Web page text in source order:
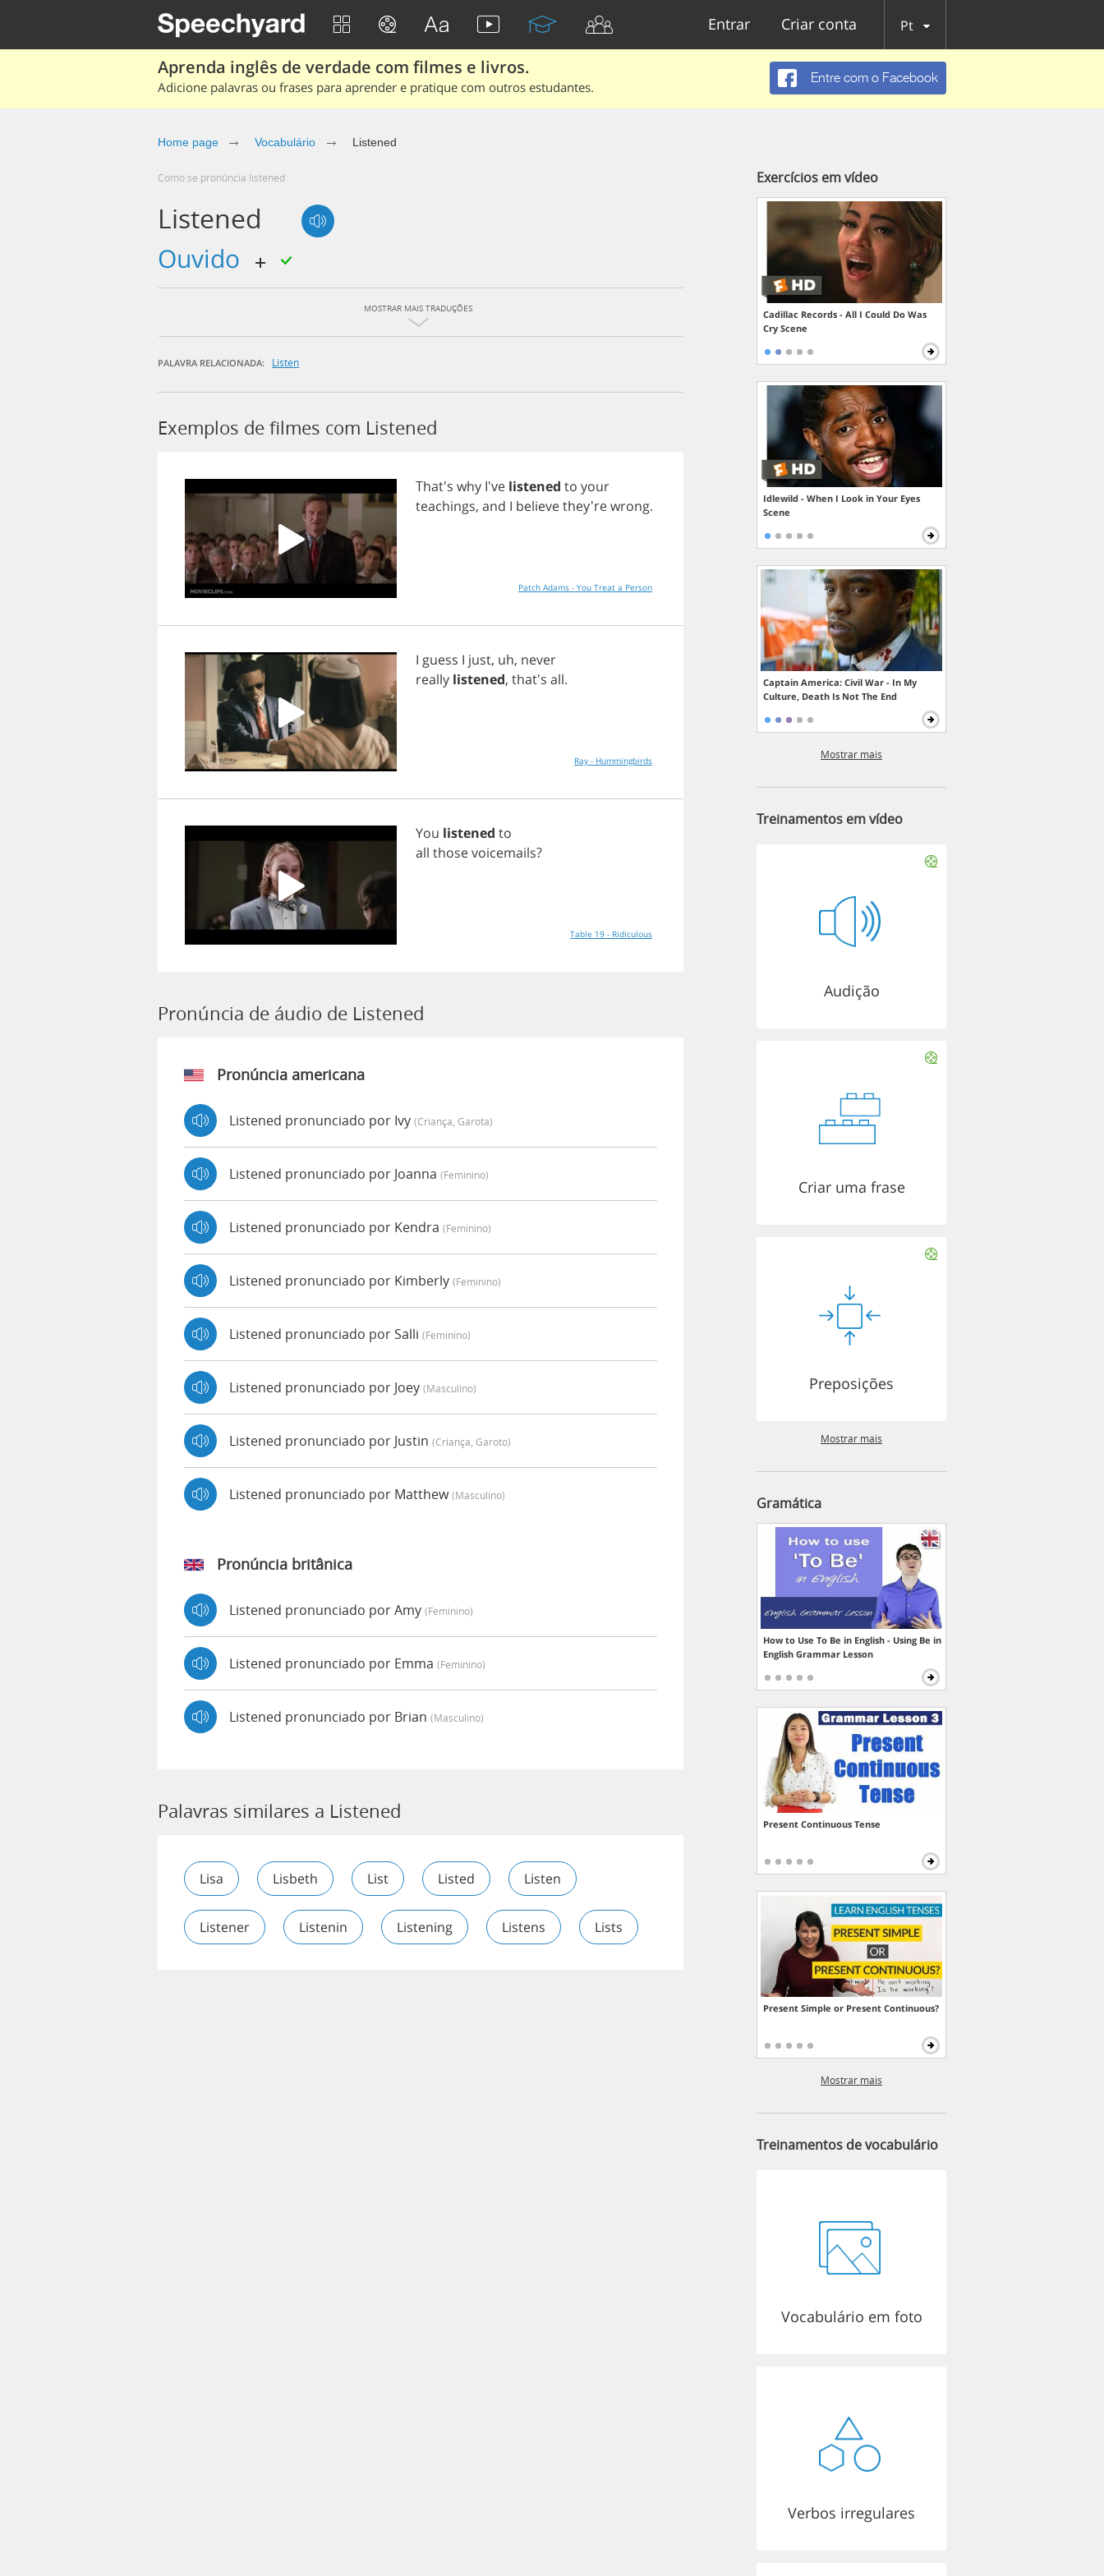
Entrar Criar conta Pt
Aprenda inglês de verdade com filmes e livros.
Adicione palavras ou frases para aprender e pratique com outros estudantes.
Entre com o Facebook
Home page Vocabulário Listened
Como se pronúncia listened
Listened
ouvido
MOSTRAR MAIS TRADUÇÕES
PALAVRA RELACIONADA: Listen
Exemplos de filmes com Listened
That's why I've listened to your
teachings, and I believethey'rewrong.
Patch Adams - You Treat a Person
I guess I just, uh, never
really listened, that's all.
Ray - Hummingbirds
You listened to
all thosevoicemails?
Table 19 - Ridiculous
Pronúncia de áudio de Listened
Pronúncia americana
Listened pronunciado por Ivy (criança, Garota)
Listened pronunciado por Joanna (feminino)
Listened pronunciado por Kendra (feminino)
Listened pronunciado por Kimberly (feminino)
Listened pronunciado por Salli (feminino)
Listened pronunciado por Joey (masculino)
Listened pronunciado por Justin (criança, Garoto)
Listened pronunciado por Matthew(masculino)
Pronúncia britânica
Listened pronunciado por Amy (feminino)
Listened pronunciado por Emma (feminino)
Listened pronunciado por Brian (masculino)
Palavras similares a Listened
Lisa Lisbeth List Listed Listen
Listener Listenin Listening Listens Lists
Exercícios em vídeo
Cadillac Records - All I Could Do Was
Cry Scene
Idlewild - When I Look in Your Eyes
Scene
Captain America: Civil War - In My
Culture, Death Is Not The End
Mostrar mais
Treinamentos em vídeo
Audição
Criar uma frase
Preposições
Mostrar mais
Gramática
How to Use To Be in English - Using Be in
English Grammar Lesson
Present Continuous Tense
Present Simple or Present Continuous?
Mostrar mais
Treinamentos de vocabulário
Vocabulário em foto
Verbos irregulares